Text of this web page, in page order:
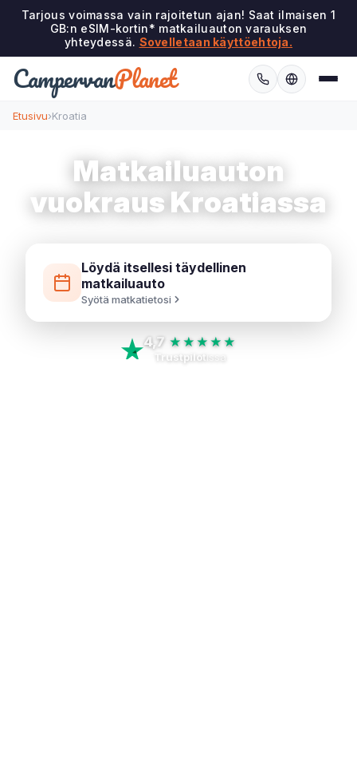
Tarjous voimassa vain rajoitetun ajan! Saat ilmaisen 1
GB:n eSIM-kortin* matkailuauton varauksen
yhteydessä. Sovelletaan käyttöehtoja.
CampervanPlanet
Etusivu›Kroatia
Matkailuauton
vuokraus Kroatiassa
Löydä itsellesi täydellinen
matkailuauto
Syötä matkatietosi
4,7 ★★★★★
Trustpilotissa